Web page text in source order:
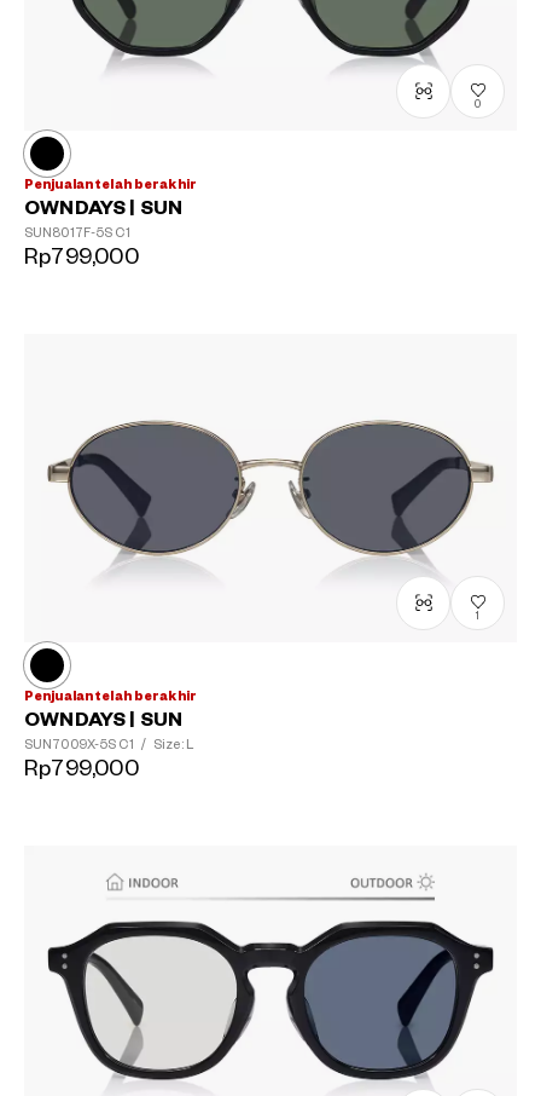
0
Penjualan telah berakhir
OWNDAYS | SUN
SUN8017F-5S C1
Rp799,000
1
Penjualan telah berakhir
OWNDAYS | SUN
SUN7009X-5S C1 / Size: L
Rp799,000